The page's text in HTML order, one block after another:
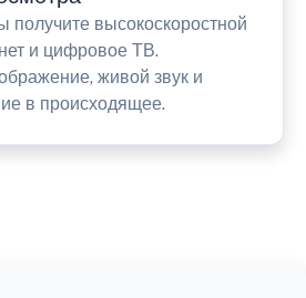
получите высокоскоростной
и цифровое ТВ.
живой звук и
в происходящее.